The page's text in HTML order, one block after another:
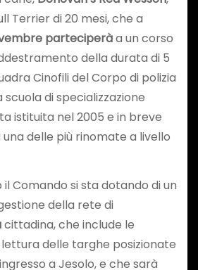
Terrier di 20 mesi, che a
parteciperàa un corso
della durata di 5
Cinofili del Corpo di polizia
scuola di specializzazione
istituita nel 2005 e in breve
delle più rinomate a livello
Comando si sta dotando di un
della rete di
cittadina, che include le
delle targhe posizionate
a Jesolo, e che sarà